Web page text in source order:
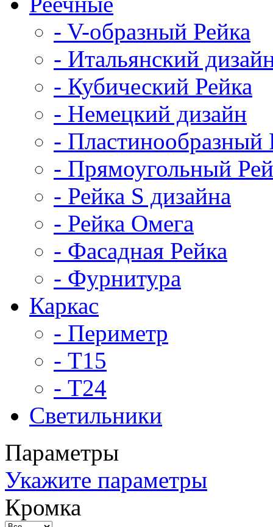
- V-образный Рейка
- Итальянский
- Кубический Рейка
- Немецкий дизайн
- Пластинообразный
- Прямоугольный
- Рейка S дизайна
- Рейка Омега
- Фасадная Рейка
- Фурнитура
Каркас
- Периметр
- Т15
- Т24
Светильники
Параметры
Укажите параметры
Кромка